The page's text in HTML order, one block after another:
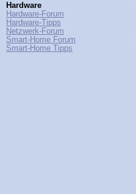
Hardware
Hardware-Forum
Hardware-Tipps
Netzwerk-Forum
Smart-Home Forum
Smart-Home Tipps